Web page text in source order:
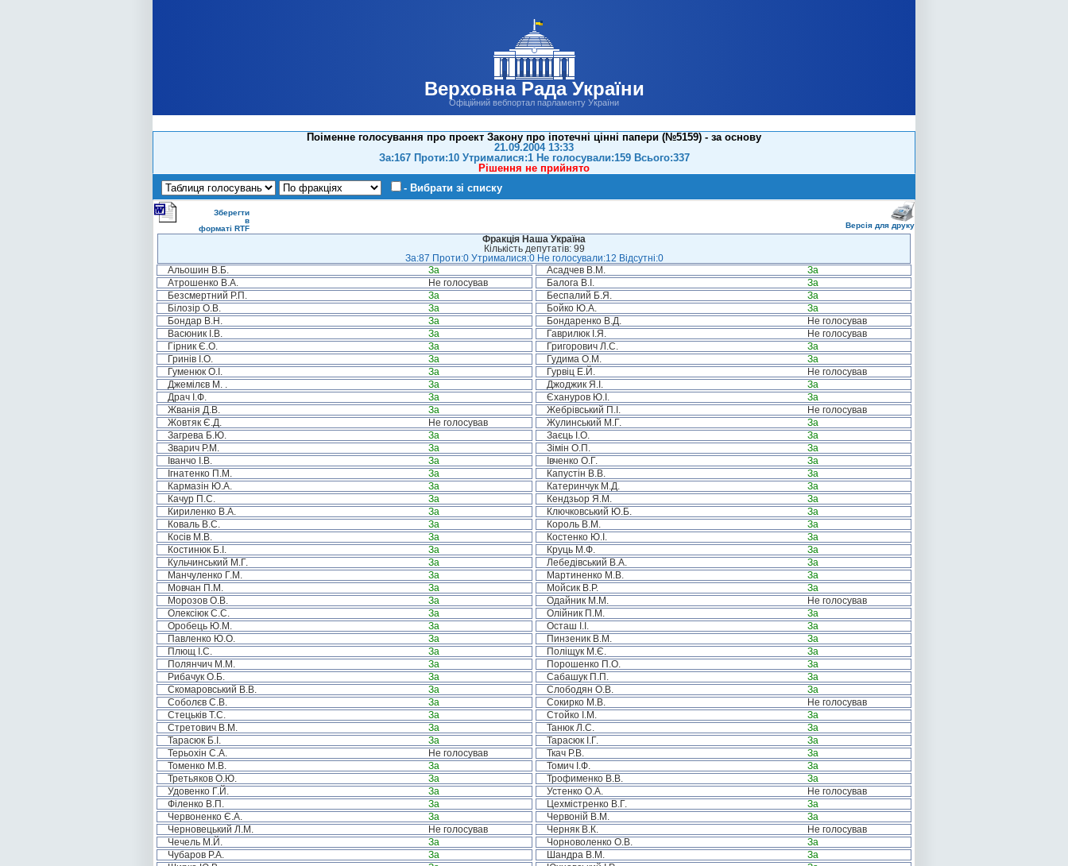
Верховна Рада України
Офіційний вебпортал парламенту України
Поіменне голосування про проект Закону про іпотечні цінні папери (№5159) - за основу
21.09.2004 13:33
За:167 Проти:10 Утрималися:1 Не голосували:159 Всього:337
Рішення не прийнято
- Вибрати зі списку
Зберегти
в
форматі RTF
Версія для друку
Фракція Наша Україна
Кількість депутатів: 99
За:87 Проти:0 Утрималися:0 Не голосували:12 Відсутні:0
Альошин В.Б.
За Асадчев В.М.
За
Атрошенко В.А.
Не голосував Балога В.І.
За
Безсмертний Р.П.
За Беспалий Б.Я.
За
Білозір О.В.
За Бойко Ю.А.
За
Бондар В.Н.
За Бондаренко В.Д.
Не голосував
Васюник І.В.
За Гаврилюк І.Я.
Не голосував
Гірник Є.О.
За Григорович Л.С.
За
Гринів І.О.
За Гудима О.М.
За
Гуменюк О.І.
За Гурвіц Е.Й.
Не голосував
Джемілєв М. .
За Джоджик Я.І.
За
Драч І.Ф.
За Єхануров Ю.І.
За
Жванія Д.В.
За Жебрівський П.І.
Не голосував
Жовтяк Є.Д.
Не голосував Жулинський М.Г.
За
Загрева Б.Ю.
За Заєць І.О.
За
Зварич Р.М.
За Зімін О.П.
За
Іванчо І.В.
За Івченко О.Г.
За
Ігнатенко П.М.
За Капустін В.В.
За
Кармазін Ю.А.
За Катеринчук М.Д.
За
Качур П.С.
За Кендзьор Я.М.
За
Кириленко В.А.
За Ключковський Ю.Б.
За
Коваль В.С.
За Король В.М.
За
Косів М.В.
За Костенко Ю.І.
За
Костинюк Б.І.
За Круць М.Ф.
За
Кульчинський М.Г.
За Лебедівський В.А.
За
Манчуленко Г.М.
За Мартиненко М.В.
За
Мовчан П.М.
За Мойсик В.Р.
За
Морозов О.В.
За Одайник М.М.
Не голосував
Олексіюк С.С.
За Олійник П.М.
За
Оробець Ю.М.
За Осташ І.І.
За
Павленко Ю.О.
За Пинзеник В.М.
За
Плющ І.С.
За Поліщук М.Є.
За
Полянчич М.М.
За Порошенко П.О.
За
Рибачук О.Б.
За Сабашук П.П.
За
Скомаровський В.В.
За Слободян О.В.
За
Соболєв С.В.
За Сокирко М.В.
Не голосував
Стецьків Т.С.
За Стойко І.М.
За
Стретович В.М.
За Танюк Л.С.
За
Тарасюк Б.І.
За Тарасюк І.Г.
За
Терьохін С.А.
Не голосував Ткач Р.В.
За
Томенко М.В.
За Томич І.Ф.
За
Третьяков О.Ю.
За Трофименко В.В.
За
Удовенко Г.Й.
За Устенко О.А.
Не голосував
Філенко В.П.
За Цехмістренко В.Г.
За
Червоненко Є.А.
За Червоній В.М.
За
Черновецький Л.М.
Не голосував Черняк В.К.
Не голосував
Чечель М.Й.
За Чорноволенко О.В.
За
Чубаров Р.А.
За Шандра В.М.
За